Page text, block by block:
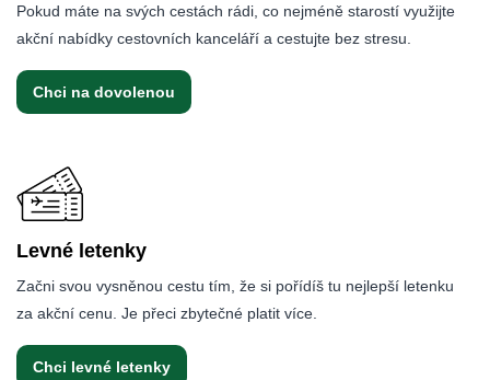
Pokud máte na svých cestách rádi, co nejméně starostí využijte
akční nabídky cestovních kanceláří a cestujte bez stresu.
Chci na dovolenou
Levné letenky
Začni svou vysněnou cestu tím, že si pořídíš tu nejlepší letenku
za akční cenu. Je přeci zbytečné platit více.
Chci levné letenky